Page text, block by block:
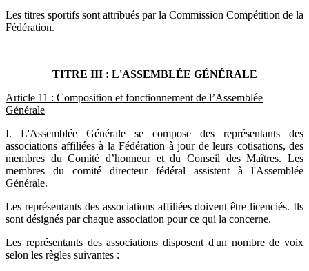
Les titres sportifs sont attribués par la Commission Compétition de la
Fédération.
TITRE III : L'ASSEMBLÉE GÉNÉRALE
Article 11 : Composition et fonctionnement de l’Assemblée
Générale
I. L'Assemblée Générale se compose des représentants des
associations affiliées à la Fédération à jour de leurs cotisations, des
membres du Comité d’honneur et du Conseil des Maîtres. Les
membres du comité directeur fédéral assistent à l'Assemblée
Générale.
Les représentants des associations affiliées doivent être licenciés. Ils
sont désignés par chaque association pour ce qui la concerne.
Les représentants des associations disposent d'un nombre de voix
selon les règles suivantes :